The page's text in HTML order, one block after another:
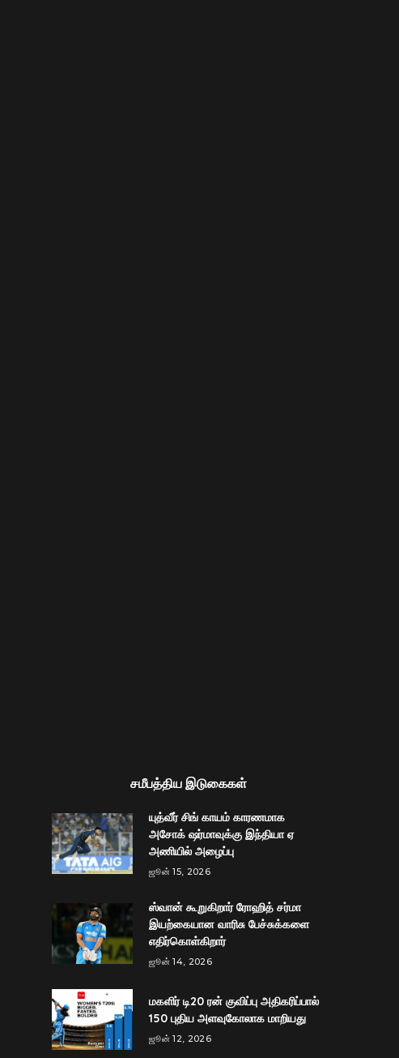
சமீபத்திய இடுகைகள்
யுத்வீர் சிங் காயம் காரணமாக
அசோக் ஷர்மாவுக்கு இந்தியா ஏ
அணியில் அழைப்பு
ஜூன் 15, 2026
ஸ்வான் கூறுகிறார் ரோஹித் சர்மா
இயற்கையான வாரிசு பேச்சுக்களை
எதிர்கொள்கிறார்
ஜூன் 14, 2026
மகளிர் டி20 ரன் குவிப்பு அதிகரிப்பால்
150 புதிய அளவுகோலாக மாறியது
ஜூன் 12, 2026